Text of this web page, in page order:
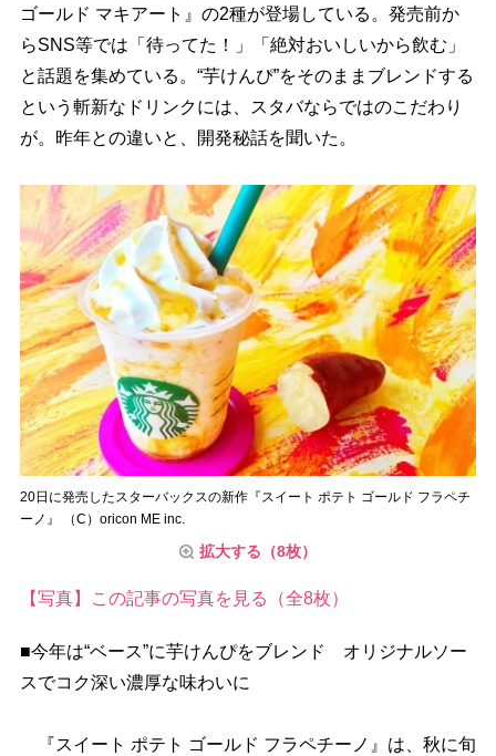
ゴールド マキアート』の2種が登場している。発売前か
らSNS等では「待ってた！」「絶対おいしいから飲む」
と話題を集めている。“芋けんぴ”をそのままブレンドする
という斬新なドリンクには、スタバならではのこだわり
が。昨年との違いと、開発秘話を聞いた。
20日に発売したスターバックスの新作『スイート ポテト ゴールド フラペチ
ーノ』 （C）oricon ME inc.
拡大する（8枚）
【写真】この記事の写真を見る（全8枚）
■今年は“ベース”に芋けんぴをブレンド オリジナルソー
スでコク深い濃厚な味わいに
『スイート ポテト ゴールド フラペチーノ』は、秋に旬